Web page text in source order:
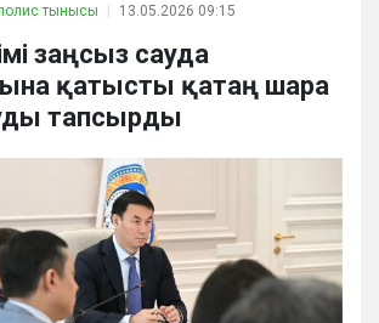
тынысы 13.05.2026 09:15
заңсыз сауда
қатысты қатаң шара
тапсырды